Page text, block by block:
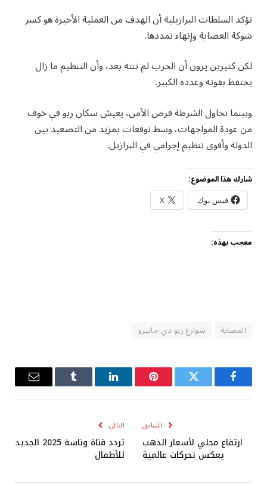
تؤكد السلطات البرازيلية أن الهدف من العملية الأخيرة هو كسر
شوكة العصابة وإنهاء تمددها.
لكن كثيرين يرون أن الحرب لم تنته بعد، وأن التنظيم ما زال
يحتفظ بقوته وعدده الكبير.
وبينما تحاول الشرطة فرض الأمن، يعيش سكان ريو في خوف
من عودة المواجهات، وسط توقعات بمزيد من التصعيد بين
الدولة وأقوى تنظيم إجرامي في البرازيل.
شارك هذا الموضوع:
فيس بوك X
معجب بهذه:
العصابة شوارع ريو دي جانيرو
فيسبوك تويتر بينتيريستلينكدإن Tumblr
البريد
السابق
ارتفاع محلي لأسعار الذهب
يعكس تحركات عالمية
التالي
تردد قناة وناسة 2025 الجديد
للأطفال